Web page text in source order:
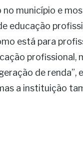
município e
educação
está para
profissional,
de renda”,
a instituição